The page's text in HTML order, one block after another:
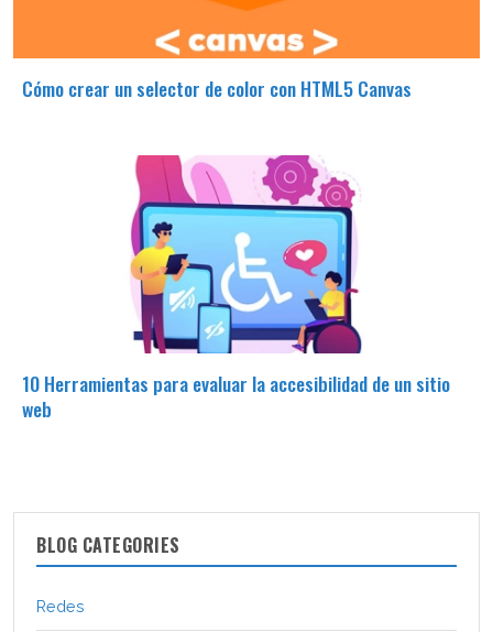
Cómo crear un selector de color con HTML5 Canvas
10 Herramientas para evaluar la accesibilidad de un sitio
web
BLOG CATEGORIES
Redes